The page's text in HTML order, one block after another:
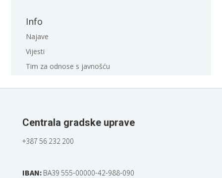
Info
Najave
Vijesti
Tim za odnose s javnošću
Centrala gradske uprave
+387 56 232 200
IBAN:BA39 555-00000-42-988-090